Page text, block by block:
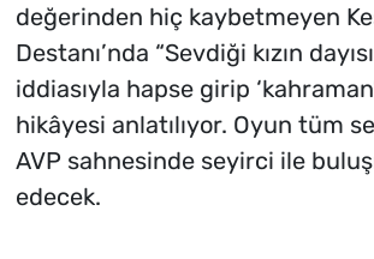
değerinden hiç kaybetmeyen
Destanı’nda “Sevdiği kızın
iddiasıyla hapse girip
hikâyesi anlatılıyor. Oyun tüm
AVP sahnesinde seyirci ile
edecek.